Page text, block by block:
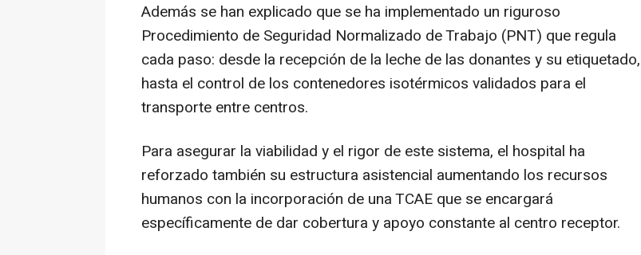
Además se han explicado que se ha implementado un riguroso
Procedimiento de Seguridad Normalizado de Trabajo (PNT) que regula
cada paso: desde la recepción de la leche de las donantes y su etiquetado,
hasta el control de los contenedores isotérmicos validados para el
transporte entre centros.
Para asegurar la viabilidad y el rigor de este sistema, el hospital ha
reforzado también su estructura asistencial aumentando los recursos
humanos con la incorporación de una TCAE que se encargará
específicamente de dar cobertura y apoyo constante al centro receptor.